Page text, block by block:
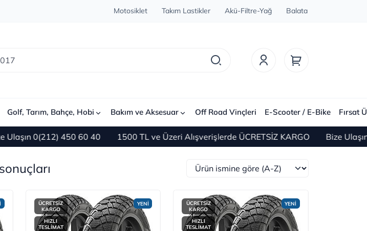
Motosiklet Takım Lastikler Akü-Filtre-Yağ Balata
Golf, Tarım, Bahçe, Hobi Bakım ve Aksesuar Off Road Vinçleri E-Scooter / E-Bike Fırsat
450 60 40 1500 TL ve Üzeri Alışverişlerde ÜCRETSİZ KARGO Bize Ulaşın 0(212)
YENİ
ÜCRETSİZ
KARGO
HIZLI
TESLİMAT
YENİ
ÜCRETSİZ
KARGO
HIZLI
TESLİMAT